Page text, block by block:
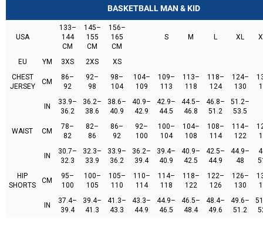
BASKETBALL MAN & KID
USA
133–
144
CM
145–
155
CM
156–
165
CM
S M L XL
EU YM 3XS 2XS
XS
CHEST
JERSEY
CM
86–
92
92–
98
98–
104
104–
109
109–
113
113–
118
118–
124
124–
130
IN
33.9–
36.2
36.2–
38.6
38.6–
40.9
40.9–
42.9
42.9–
44.5
44.5–
46.8
46.8–
51.2
51.2–
53.5
WAIST CM
78–
82
82–
86
86–
92
92–
100
100–
104
104–
108
108–
114
114–
122
IN
30.7–
32.3
32.3–
33.9
33.9–
36.2
36.2–
39.4
39.4–
40.9
40.9–
42.5
42.5–
44.9
44.9–
48
HIP
SHORTS
CM
95–
100
100–
105
105–
110
110–
114
114–
118
118–
122
122–
126
126–
130
IN
37.4–
39.4
39.4–
41.3
41.3–
43.3
43.3–
44.9
44.9–
46.5
46.5–
48.4
48.4–
49.6
49.6–
51.2